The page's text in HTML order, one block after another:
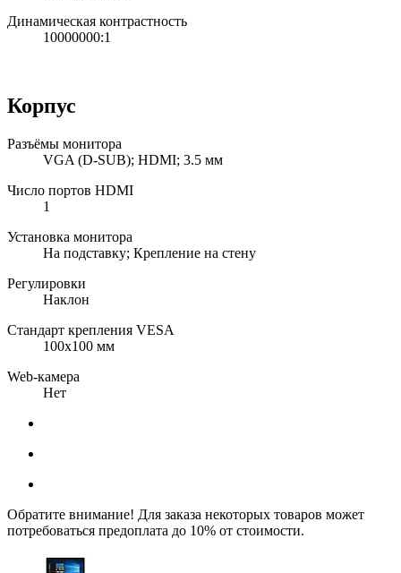
Динамическая контрастность
10000000:1
Корпус
Разъёмы монитора
VGA (D-SUB); HDMI; 3.5 мм
Число портов HDMI
1
Установка монитора
На подставку; Крепление на стену
Регулировки
Наклон
Стандарт крепления VESA
100x100 мм
Web-камера
Нет
Обратите внимание! Для заказа некоторых товаров может
потребоваться предоплата до 10% от стоимости.